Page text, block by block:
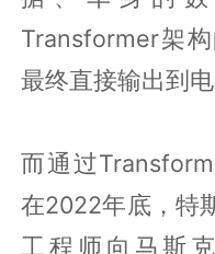
Transformer架
最终直接输出到
而通过
在2022年底，特
工程师向马斯